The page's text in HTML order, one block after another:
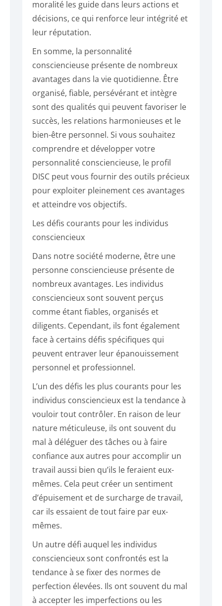
moralité les guide dans leurs actions et
décisions, ce qui renforce leur intégrité et
leur réputation.
En somme, la personnalité
consciencieuse présente de nombreux
avantages dans la vie quotidienne. Être
organisé, fiable, persévérant et intègre
sont des qualités qui peuvent favoriser le
succès, les relations harmonieuses et le
bien-être personnel. Si vous souhaitez
comprendre et développer votre
personnalité consciencieuse, le profil
DISC peut vous fournir des outils précieux
pour exploiter pleinement ces avantages
et atteindre vos objectifs.
Les défis courants pour les individus
consciencieux
Dans notre société moderne, être une
personne consciencieuse présente de
nombreux avantages. Les individus
consciencieux sont souvent perçus
comme étant fiables, organisés et
diligents. Cependant, ils font également
face à certains défis spécifiques qui
peuvent entraver leur épanouissement
personnel et professionnel.
L’un des défis les plus courants pour les
individus consciencieux est la tendance à
vouloir tout contrôler. En raison de leur
nature méticuleuse, ils ont souvent du
mal à déléguer des tâches ou à faire
confiance aux autres pour accomplir un
travail aussi bien qu’ils le feraient eux-
mêmes. Cela peut créer un sentiment
d’épuisement et de surcharge de travail,
car ils essaient de tout faire par eux-
mêmes.
Un autre défi auquel les individus
consciencieux sont confrontés est la
tendance à se fixer des normes de
perfection élevées. Ils ont souvent du mal
à accepter les imperfections ou les